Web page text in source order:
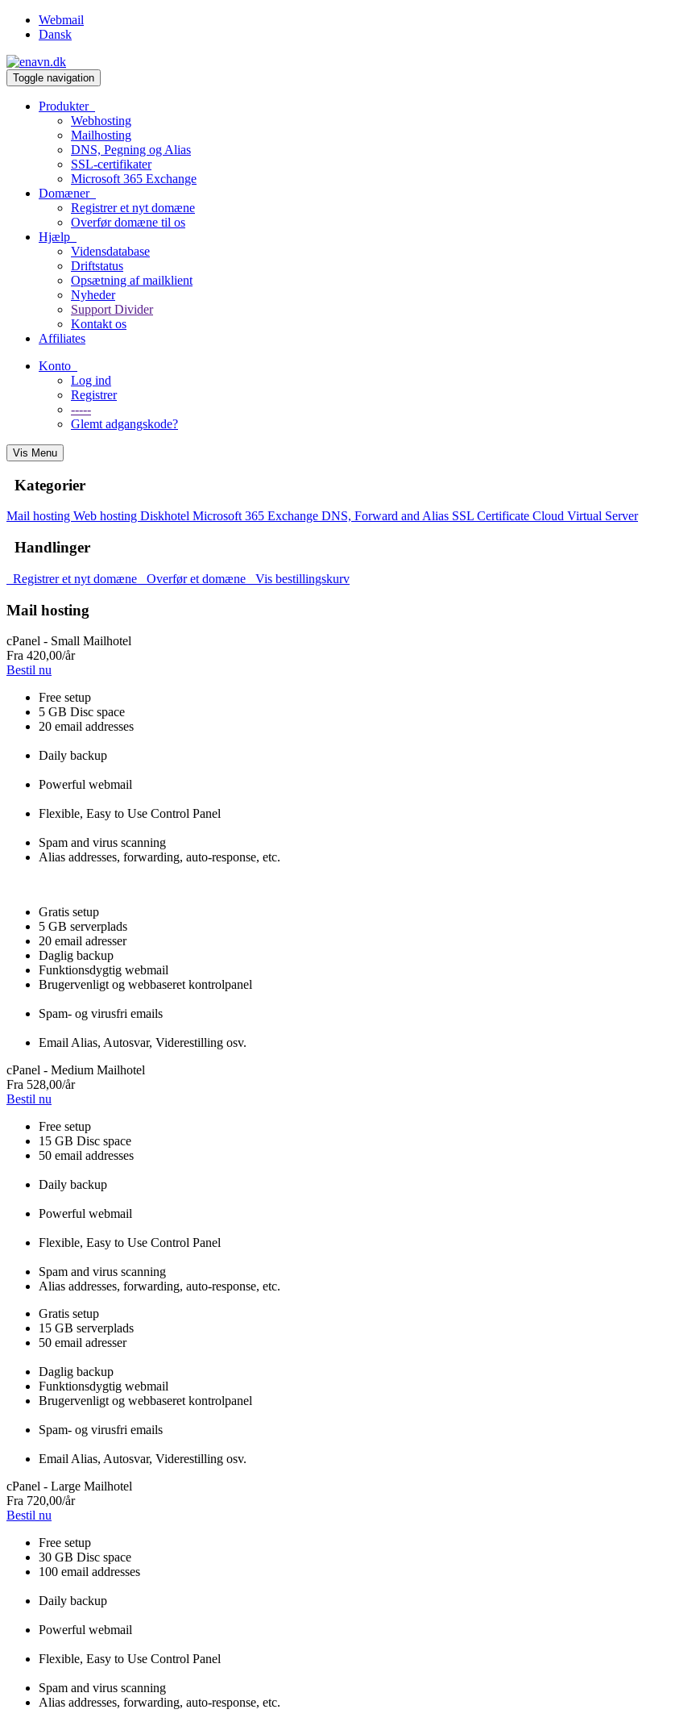
Webmail
Dansk
Toggle navigation
Produkter
Webhosting
Mailhosting
DNS, Pegning og Alias
SSL-certifikater
Microsoft 365 Exchange
Domæner
Registrer et nyt domæne
Overfør domæne til os
Hjælp
Vidensdatabase
Driftstatus
Opsætning af mailklient
Nyheder
Support Divider
Kontakt os
Affiliates
Konto
Log ind
Registrer
-----
Glemt adgangskode?
Vis Menu
Kategorier
Mail hosting Web hosting Diskhotel Microsoft 365 Exchange DNS, Forward and Alias SSL Certificate Cloud Virtual Server
Handlinger
Registrer et nyt domæne Overfør et domæne Vis bestillingskurv
Mail hosting
cPanel - Small Mailhotel
Fra 420,00/år
Bestil nu
Free setup
5 GB Disc space
20 email addresses
Daily backup
Powerful webmail
Flexible, Easy to Use Control Panel
Spam and virus scanning
Alias addresses, forwarding, auto-response, etc.
Gratis setup
5 GB serverplads
20 email adresser
Daglig backup
Funktionsdygtig webmail
Brugervenligt og webbaseret kontrolpanel
Spam- og virusfri emails
Email Alias, Autosvar, Viderestilling osv.
cPanel - Medium Mailhotel
Fra 528,00/år
Bestil nu
Free setup
15 GB Disc space
50 email addresses
Daily backup
Powerful webmail
Flexible, Easy to Use Control Panel
Spam and virus scanning
Alias addresses, forwarding, auto-response, etc.
Gratis setup
15 GB serverplads
50 email adresser
Daglig backup
Funktionsdygtig webmail
Brugervenligt og webbaseret kontrolpanel
Spam- og virusfri emails
Email Alias, Autosvar, Viderestilling osv.
cPanel - Large Mailhotel
Fra 720,00/år
Bestil nu
Free setup
30 GB Disc space
100 email addresses
Daily backup
Powerful webmail
Flexible, Easy to Use Control Panel
Spam and virus scanning
Alias addresses, forwarding, auto-response, etc.